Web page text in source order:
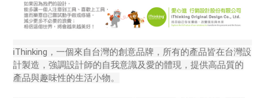
iThinking，一個來自台灣的創意品牌，所有的產品皆在台灣設
計製造，強調設計師的自我意識及愛的體現，提供高品質的
產品與趣味性的生活小物。